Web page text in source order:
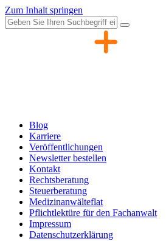
Zum Inhalt springen
Blog
Karriere
Veröffentlichungen
Newsletter bestellen
Kontakt
Rechtsberatung
Steuerberatung
Medizinanwälteflat
Pflichtlektüre für den Fachanwalt
Impressum
Datenschutzerklärung